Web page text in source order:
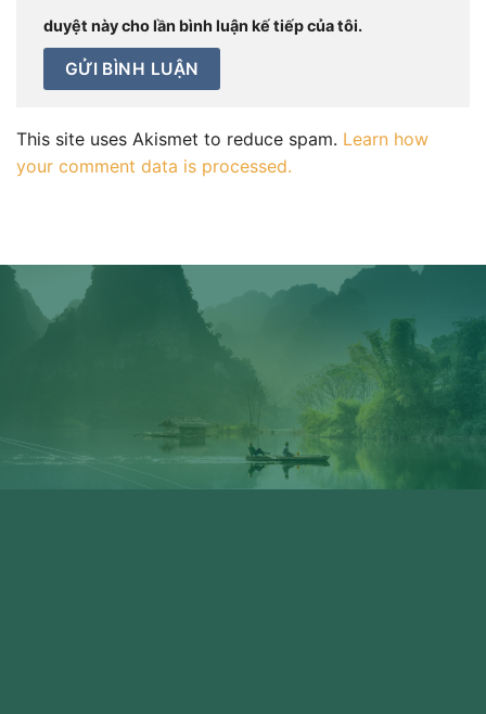
duyệt này cho lần bình luận kế tiếp của tôi.
This site uses Akismet to reduce spam. Learn how
your comment data is processed.